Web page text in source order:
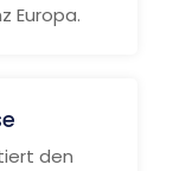
Europa.
den